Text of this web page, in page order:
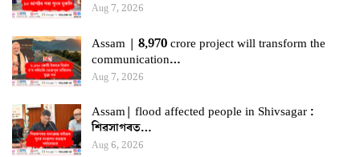
Aug 7, 2026
Assam | 8,970 crore project will transform the
communication…
Aug 7, 2026
Assam| flood affected people in Shivsagar :
শিৱসাগৰত…
Aug 6, 2026